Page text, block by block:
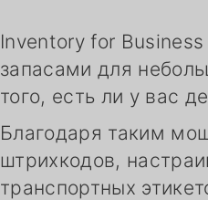
Inventory for
запасами для
того, есть ли у вас
Благодаря таким
штрихкодов,
транспортных